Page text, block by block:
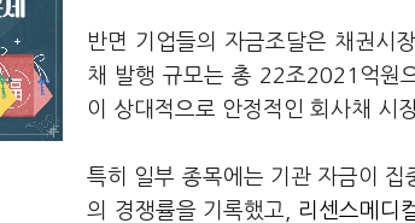
반면 기업들의 자금조달은 채권시
채 발행 규모는 총 22조2021억원
이 상대적으로 안정적인 회사채 시
특히 일부 종목에는 기관 자금이
의 경쟁률을 기록했고,
리센스메디